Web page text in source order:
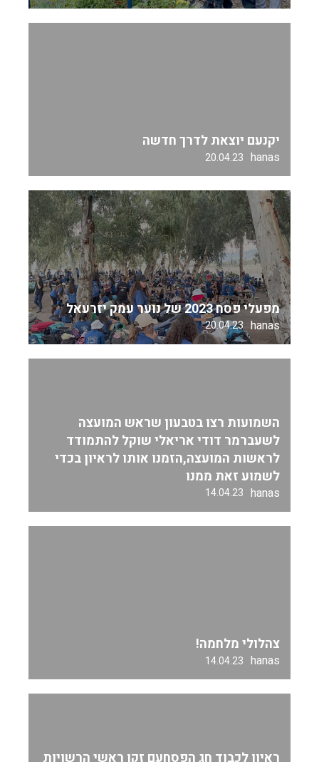
יקנעם יוצאת לדרך חדשה
hanas
20.04.23
מפעלי פסח 2023 של נוער עמק יזרעאל
hanas
20.04.23
השמועות רצו בטבעון שראש המועצה
לשעברמר דודי אריאלי שוקל להתמודד
לראשות המועצה,הזמנו אותו לראיון בכדי
לשמוע זאת ממנו
hanas
14.04.23
צהלולי מלחמה!
hanas
14.04.23